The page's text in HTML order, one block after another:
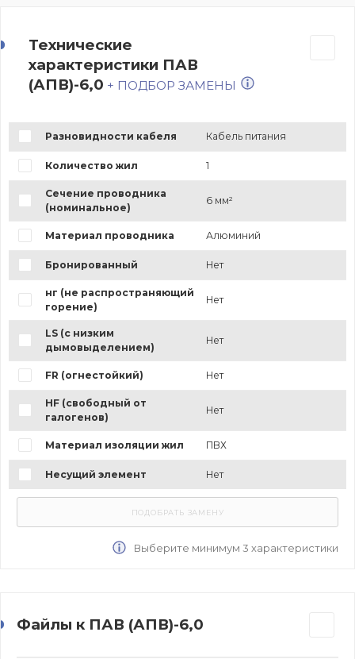
Технические
характеристики ПАВ
(АПВ)-6,0 + ПОДБОР ЗАМЕНЫ
Разновидности кабеля Кабель питания
Количество жил 1
Сечение проводника
(номинальное)
6 мм²
Материал проводника Алюминий
Бронированный Нет
нг (не распространяющий
горение)
Нет
LS (с низким
дымовыделением)
Нет
FR (огнестойкий) Нет
HF (свободный от
галогенов)
Нет
Материал изоляции жил ПВХ
Несущий элемент Нет
Выберите минимум 3 характеристики
Файлы к ПАВ (АПВ)-6,0